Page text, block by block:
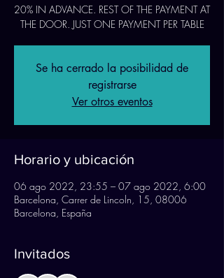
20% IN ADVANCE. REST OF THE PAYMENT AT
THE DOOR. JUST ONE PAYMENT PER TABLE
Se ha cerrado la posibilidad de
registrarse
Ver otros eventos
Horario y ubicación
06 ago 2022, 23:55 – 07 ago 2022, 6:00
Barcelona, Carrer de Lincoln, 15, 08006
Barcelona, España
Invitados